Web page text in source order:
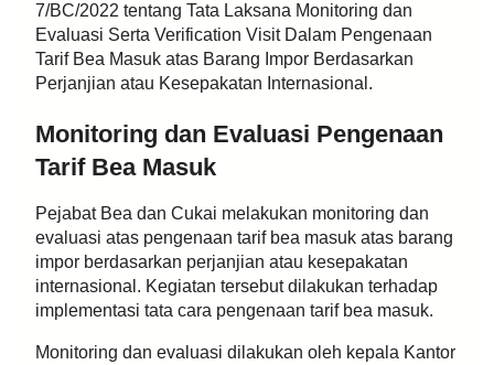
7/BC/2022 tentang Tata Laksana Monitoring dan
Evaluasi Serta Verification Visit Dalam Pengenaan
Tarif Bea Masuk atas Barang Impor Berdasarkan
Perjanjian atau Kesepakatan Internasional.
Monitoring dan Evaluasi Pengenaan
Tarif Bea Masuk
Pejabat Bea dan Cukai melakukan monitoring dan
evaluasi atas pengenaan tarif bea masuk atas barang
impor berdasarkan perjanjian atau kesepakatan
internasional. Kegiatan tersebut dilakukan terhadap
implementasi tata cara pengenaan tarif bea masuk.
Monitoring dan evaluasi dilakukan oleh kepala Kantor